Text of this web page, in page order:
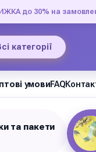
до 30% на
категорії
умовиFAQ
та пакети